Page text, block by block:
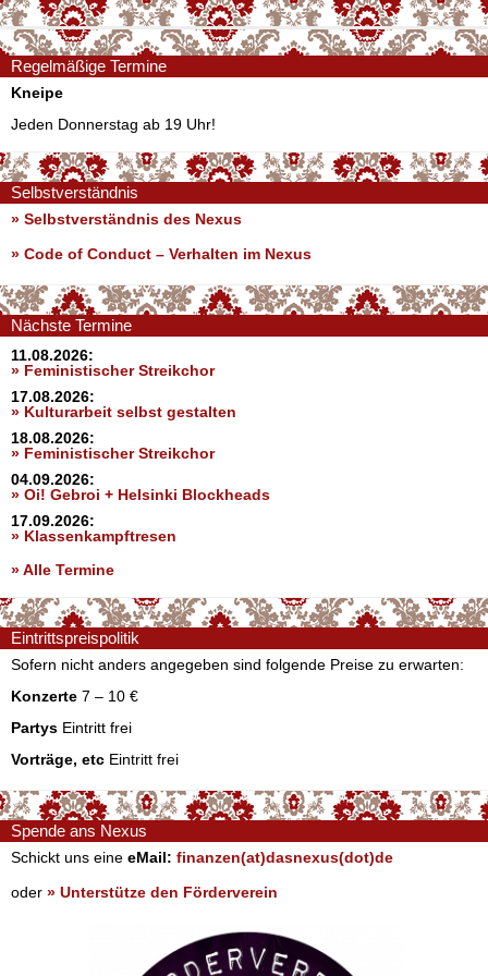
Regelmäßige Termine
Kneipe
Jeden Donnerstag ab 19 Uhr!
Selbstverständnis
» Selbstverständnis des Nexus
» Code of Conduct – Verhalten im Nexus
Nächste Termine
11.08.2026:
» Feministischer Streikchor
17.08.2026:
» Kulturarbeit selbst gestalten
18.08.2026:
» Feministischer Streikchor
04.09.2026:
» Oi! Gebroi + Helsinki Blockheads
17.09.2026:
» Klassenkampftresen
» Alle Termine
Eintrittspreispolitik
Sofern nicht anders angegeben sind folgende Preise zu erwarten:
Konzerte 7 – 10 €
Partys Eintritt frei
Vorträge, etc Eintritt frei
Spende ans Nexus
Schickt uns eine eMail: finanzen(at)dasnexus(dot)de
oder » Unterstütze den Förderverein